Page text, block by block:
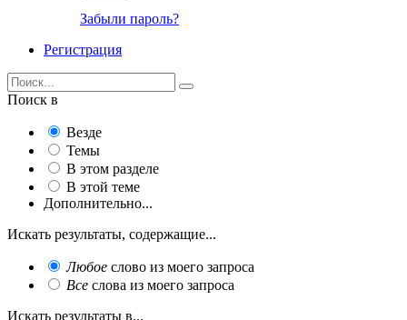
Забыли пароль?
Регистрация
Поиск в
Везде
Темы
В этом разделе
В этой теме
Дополнительно...
Искать результаты, содержащие...
Любое слово из моего запроса
Все слова из моего запроса
Искать результаты в...